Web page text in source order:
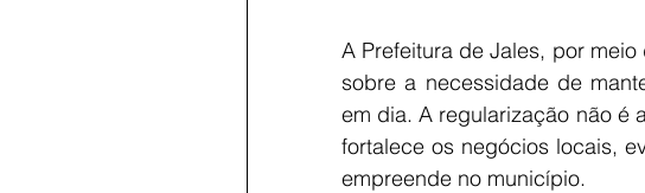
Voltar
A Prefeitura de Jales, por
sobre a necessidade de
em dia. A regularização não é
fortalece os negócios locais,
empreende no município.